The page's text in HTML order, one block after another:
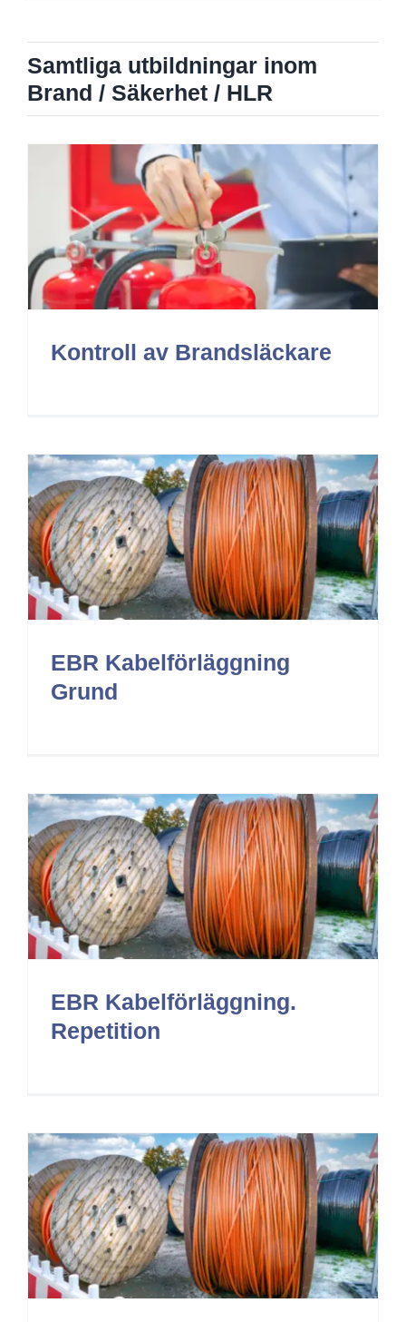
Samtliga utbildningar inom
Brand / Säkerhet / HLR
Kontroll av Brandsläckare
EBR Kabelförläggning
Grund
EBR Kabelförläggning.
Repetition